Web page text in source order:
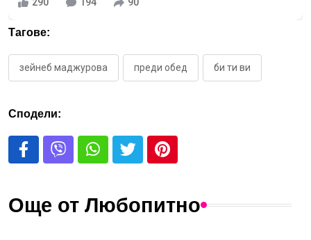
Тагове:
зейнеб маджурова преди обед би ти ви
Сподели:
Още от Любопитно